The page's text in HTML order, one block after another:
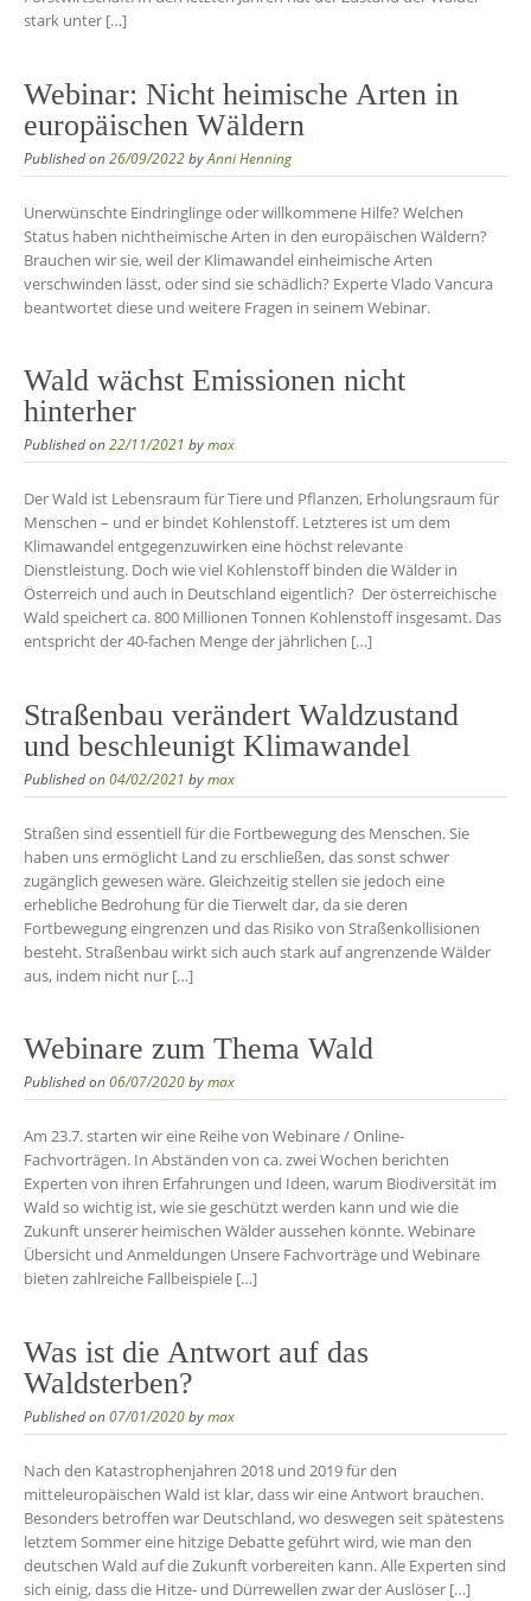
stark unter […]
Webinar: Nicht heimische Arten in
europäischen Wäldern
Published on26/09/2022byAnni Henning
Unerwünschte Eindringlinge oder willkommene Hilfe? Welchen
Status haben nichtheimische Arten in den europäischen Wäldern?
Brauchen wir sie, weil der Klimawandel einheimische Arten
verschwinden lässt, oder sind sie schädlich? Experte Vlado Vancura
beantwortet diese und weitere Fragen in seinem Webinar.
Wald wächst Emissionen nicht
hinterher
Published on22/11/2021 bymax
Der Wald ist Lebensraum für Tiere und Pflanzen, Erholungsraum für
Menschen – und er bindet Kohlenstoff. Letzteres ist um dem
Klimawandel entgegenzuwirken eine höchst relevante
Dienstleistung. Doch wie viel Kohlenstoff binden die Wälder in
Österreich und auch in Deutschland eigentlich? Der österreichische
Wald speichert ca. 800 Millionen Tonnen Kohlenstoff insgesamt. Das
entspricht der 40-fachen Menge der jährlichen […]
Straßenbau verändert Waldzustand
und beschleunigt Klimawandel
Published on04/02/2021 bymax
Straßen sind essentiell für die Fortbewegung des Menschen. Sie
haben uns ermöglicht Land zu erschließen, das sonst schwer
zugänglich gewesen wäre. Gleichzeitig stellen sie jedoch eine
erhebliche Bedrohung für die Tierwelt dar, da sie deren
Fortbewegung eingrenzen und das Risiko von Straßenkollisionen
besteht. Straßenbau wirkt sich auch stark auf angrenzende Wälder
aus, indem nicht nur […]
Webinare zum Thema Wald
Published on06/07/2020bymax
Am 23.7. starten wir eine Reihe von Webinare / Online-
Fachvorträgen. In Abständen von ca. zwei Wochen berichten
Experten von ihren Erfahrungen und Ideen, warum Biodiversität im
Wald so wichtig ist, wie sie geschützt werden kann und wie die
Zukunft unserer heimischen Wälder aussehen könnte. Webinare
Übersicht und Anmeldungen Unsere Fachvorträge und Webinare
bieten zahlreiche Fallbeispiele […]
Was ist die Antwort auf das
Waldsterben?
Published on07/01/2020bymax
Nach den Katastrophenjahren 2018 und 2019 für den
mitteleuropäischen Wald ist klar, dass wir eine Antwort brauchen.
Besonders betroffen war Deutschland, wo deswegen seit spätestens
letztem Sommer eine hitzige Debatte geführt wird, wie man den
deutschen Wald auf die Zukunft vorbereiten kann. Alle Experten sind
sich einig, dass die Hitze- und Dürrewellen zwar der Auslöser […]